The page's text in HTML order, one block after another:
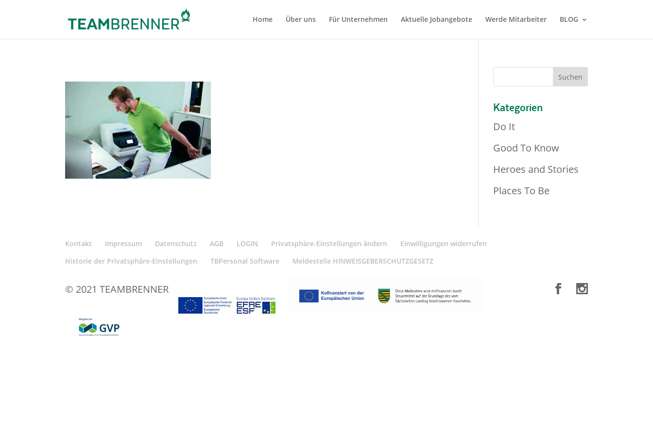
Home Über uns Für Unternehmen Aktuelle Jobangebote Werde Mitarbeiter BLOG
Kategorien
Do It
Good To Know
Heroes and Stories
Places To Be
Kontakt Impressum Datenschutz AGB LOGIN Privatsphäre-Einstellungen ändern
Einwilligungen widerrufen
Historie der Privatsphäre-Einstellungen
TBPersonal Software Meldestelle HINWEISGEBERSCHUTZGESETZ
© 2021 TEAMBRENNER